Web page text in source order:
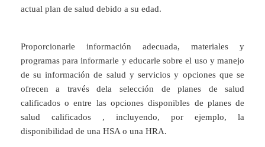
actual plan de salud debido a su edad.
Proporcionarle información adecuada, materiales y
programas para informarle y educarle sobre el uso y manejo
de su información de salud y servicios y opciones que se
ofrecen a través dela selección de planes de salud
calificados o entre las opciones disponibles de planes de
salud calificados , incluyendo, por ejemplo, la
disponibilidad de una HSA o una HRA.